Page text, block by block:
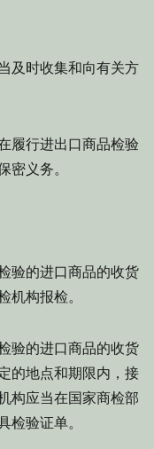
及时收集和向有关方
履行进出口商品检验
密义务。
验的进口商品的收货
机构报检。
验的进口商品的收货
的地点和期限内，接
构应当在国家商检部
检验证单。